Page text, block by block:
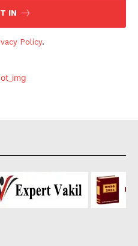
IN
Policy.